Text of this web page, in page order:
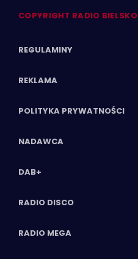
COPYRIGHT RADIO BIELSKO
REGULAMINY
REKLAMA
POLITYKA PRYWATNOŚCI
NADAWCA
DAB+
RADIO DISCO
RADIO MEGA